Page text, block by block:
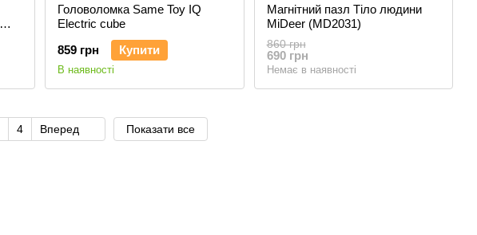
Головоломка Same Toy IQ
Electric cube
859 грн
Купити
В наявності
Магнітний пазл Тіло людини
MiDeer (MD2031)
860 грн
690 грн
Немає в наявності
4 Вперед Показати все